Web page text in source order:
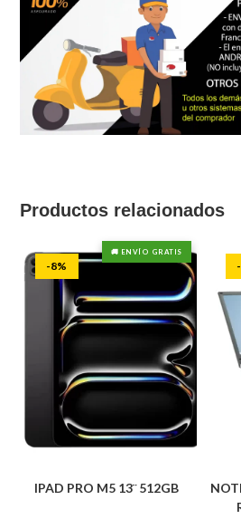
Productos relacionados
🚚 ENVÍO GRATIS
-8%
IPAD PRO M5 13¨ 512GB